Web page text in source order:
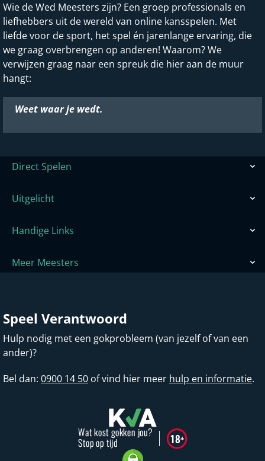
Wie de Wed Meesters zijn? Een groep professionals en
liefhebbers uit de wereld van online kansspelen. Met
liefde voor de sport, het spel én jarenlange ervaring, die
we graag overbrengen op anderen! Waarom? We
verwijzen graag naar een spreuk die hier aan de muur
hangt:
Weet waar je wedt.
Direct Spelen
Uitgelicht
Handige Links
Meer Meesters
Speel Verantwoord
Hulp nodig met een gokprobleem (van jezelf of van een
ander)?
Bel dan: 0900 14 50 of vind hier meer hulp en informatie.